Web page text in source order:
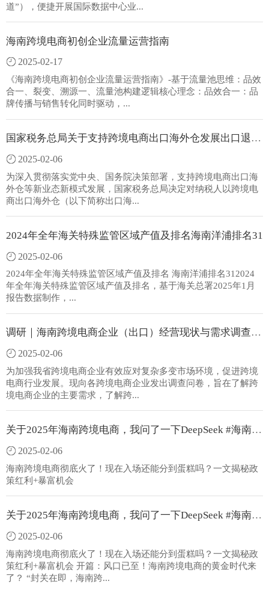
道”），便捷开展国际数据中心业...
海南跨境电商初创企业流量运营指南
2025-02-17
《海南跨境电商初创企业流量运营指南》-基于流量池思维：品效
合一、裂变、溯源一、流量池构建逻辑核心理念：品效合一：品
牌传播与销售转化同时驱动，...
国家税务总局关于支持跨境电商出口海外仓发展出口退（免）税有关事项的公告
2025-02-06
为深入贯彻落实党中央、国务院决策部署，支持跨境电商出口海
外仓等新业态新模式发展，国家税务总局决定对纳税人以跨境电
商出口海外仓（以下简称出口海...
2024年全年海关特殊监管区域产值及排名海南洋浦排名31
2025-02-06
2024年全年海关特殊监管区域产值及排名 海南洋浦排名312024
年全年海关特殊监管区域产值及排名，基于海关总署2025年1月
报告数据制作，...
调研｜海南跨境电商企业（出口）经营现状与需求调查问卷
2025-02-06
为加强我省跨境电商企业有效应对复杂多变市场环境，促进跨境
电商行业发展。现向各跨境电商企业发出调查问卷，旨在了解跨
境电商企业的主要需求，了解跨...
关于2025年海南跨境电商，我问了一下DeepSeek #海南，还有没有机会？
2025-02-06
海南跨境电商彻底火了！现在入场还能分到蛋糕吗？一文揭秘政
策红利+暴富机会
关于2025年海南跨境电商，我问了一下DeepSeek #海南，还有没有机会？
2025-02-06
海南跨境电商彻底火了！现在入场还能分到蛋糕吗？一文揭秘政
策红利+暴富机会 开篇：风口已至！海南跨境电商的黄金时代来
了？ “封关在即，海南跨...